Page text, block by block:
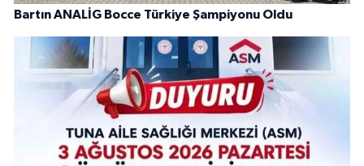
Bartın ANALİG Bocce Türkiye Şampiyonu Oldu